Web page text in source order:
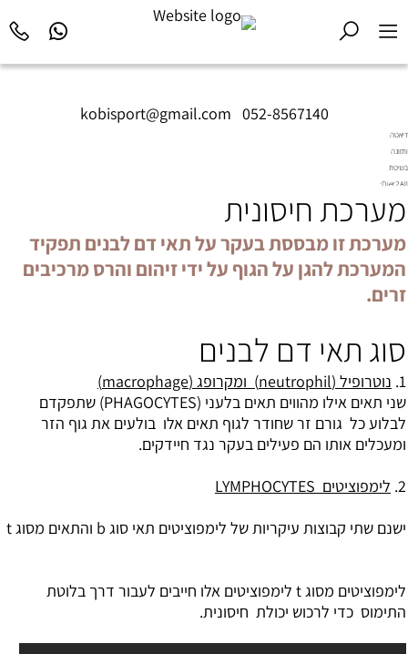
kobisport@gmail.com 052-8567140
דיאטה
ותזונה
בשיטת
Diet2All:
שמאחורי
המושלם.
מערכת חיסונית
מערכת זו מבססת בעקר על תאי דם לבנים תפקיד
המערכת להגן על הגוף על ידי זיהום והרס מרכיבים
זרים.
סוג תאי דם לבנים
1. נוטרופיל (neutrophil) ומקרופג (macrophage)
שני תאים אילו מהווים תאים בלעני (PHAGOCYTES) שתפקדם
לבלוע כל גורם זר שחודר לגוף תאים אלו בולעים את גוף הזר
ומעכלים אותו הם פעילים בעקר נגד חיידקים.
2. לימפוציטים LYMPHOCYTES
ישנם שתי קבוצות עיקריות של לימפוציטים תאי סוג b והתאים מסוג t
לימפוציטים מסוג t לימפוציטים אלו חייבים לעבור דרך בלוטת
התימוס כדי לרכוש יכולת חיסונית.